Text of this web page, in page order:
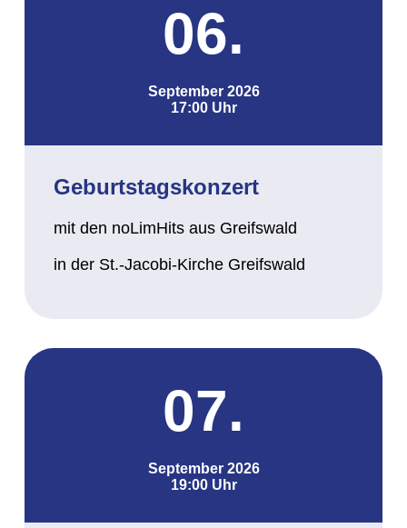
06.
September 2026
17:00 Uhr
Geburtstagskonzert
mit den noLimHits aus Greifswald
in der St.-Jacobi-Kirche Greifswald
07.
September 2026
19:00 Uhr